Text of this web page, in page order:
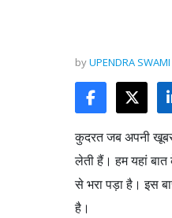
byUPENDRA SWAMI
कुदरत जब अपनी
लेती हैं। हम यहां
से भरा पड़ा है। इस
है।